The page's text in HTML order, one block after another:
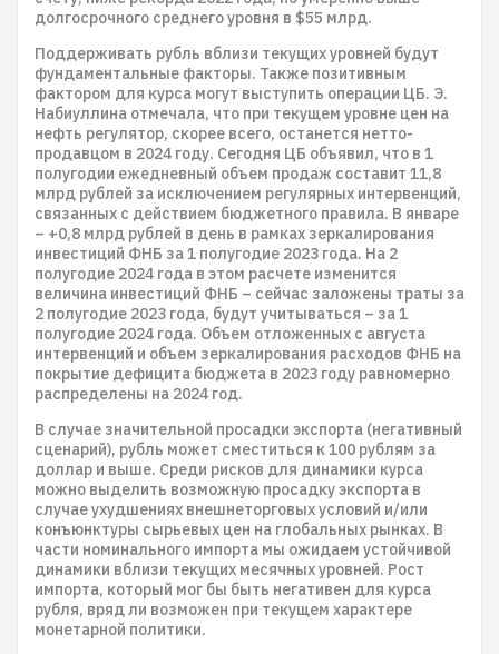
долгосрочного среднего уровня в $55 млрд.
​​​​​​​​​​​​​​Поддерживать рубль вблизи текущих уровней будут
фундаментальные факторы. Также позитивным
фактором для курса могут выступить операции ЦБ. Э.
Набиуллина отмечала, что при текущем уровне цен на
нефть регулятор, скорее всего, останется нетто-
продавцом в 2024 году. Сегодня ЦБ объявил, что в 1
полугодии ежедневный объем продаж составит 11,8
млрд рублей за исключением регулярных интервенций,
связанных с действием бюджетного правила. В январе
– +0,8 млрд рублей в день в рамках зеркалирования
инвестиций ФНБ за 1 полугодие 2023 года. На 2
полугодие 2024 года в этом расчете изменится
величина инвестиций ФНБ – сейчас заложены траты за
2 полугодие 2023 года, будут учитываться – за 1
полугодие 2024 года. Объем отложенных с августа
интервенций и объем зеркалирования расходов ФНБ на
покрытие дефицита бюджета в 2023 году равномерно
распределены на 2024 год.
​​​​​​​​​​​​​​В случае значительной просадки экспорта (негативный
сценарий), рубль может сместиться к 100 рублям за
доллар и выше. Среди рисков для динамики курса
можно выделить возможную просадку экспорта в
случае ухудшениях внешнеторговых условий и/или
конъюнктуры сырьевых цен на глобальных рынках. В
части номинального импорта мы ожидаем устойчивой
динамики вблизи текущих месячных уровней. Рост
импорта, который мог бы быть негативен для курса
рубля, вряд ли возможен при текущем характере
монетарной политики.